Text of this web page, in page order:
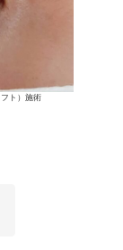
ト）施術